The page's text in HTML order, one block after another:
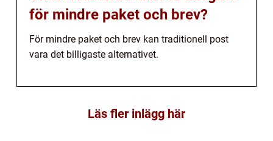
för mindre paket och brev?
För mindre paket och brev kan traditionell post
vara det billigaste alternativet.
Läs fler inlägg här